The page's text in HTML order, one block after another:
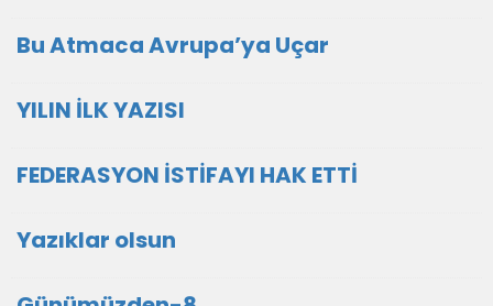
Bu Atmaca Avrupa’ya Uçar
YILIN İLK YAZISI
FEDERASYON İSTİFAYI HAK ETTİ
Yazıklar olsun